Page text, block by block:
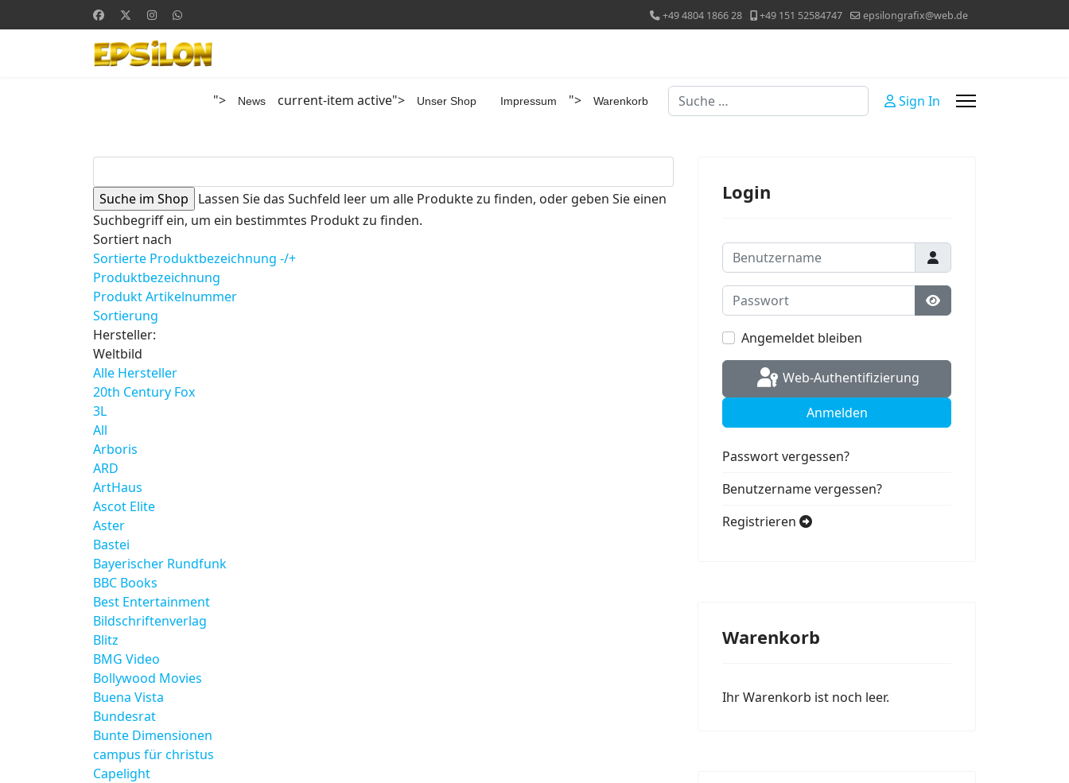
+49 4804 1866 28 +49 151 52584747 epsilongrafix@web.de
"> News current-item active"> Unser Shop Impressum "> Warenkorb Suchen Sign In
Lassen Sie das Suchfeld leer um alle Produkte zu finden, oder geben Sie einen
Suchbegriff ein, um ein bestimmtes Produkt zu finden.
Sortiert nach
Sortierte Produktbezeichnung -/+
Produktbezeichnung
Produkt Artikelnummer
Sortierung
Hersteller:
Weltbild
Alle Hersteller
20th Century Fox
3L
All
Arboris
ARD
ArtHaus
Ascot Elite
Aster
Bastei
Bayerischer Rundfunk
BBC Books
Best Entertainment
Bildschriftenverlag
Blitz
BMG Video
Bollywood Movies
Buena Vista
Bundesrat
Bunte Dimensionen
campus für christus
Capelight
Login
Benutzername
Passwort
Passwort anzeigen
Angemeldet bleiben
Web-Authentifizierung
Anmelden
Passwort vergessen?
Benutzername vergessen?
Registrieren
Warenkorb
Ihr Warenkorb ist noch leer.